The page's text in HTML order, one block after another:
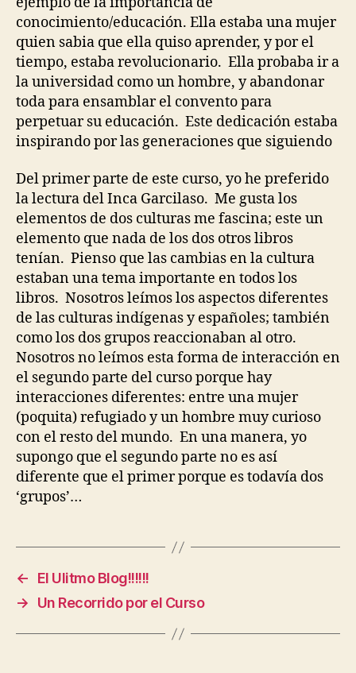
conocimiento/educación. Ella estaba una mujer
quien sabia que ella quiso aprender, y por el
tiempo, estaba revolucionario. Ella probaba ir a
la universidad como un hombre, y abandonar
toda para ensamblar el convento para
perpetuar su educación. Este dedicación estaba
inspirando por las generaciones que siguiendo
Del primer parte de este curso, yo he preferido
la lectura del Inca Garcilaso. Me gusta los
elementos de dos culturas me fascina; este un
elemento que nada de los dos otros libros
tenían. Pienso que las cambias en la cultura
estaban una tema importante en todos los
libros. Nosotros leímos los aspectos diferentes
de las culturas indígenas y españoles; también
como los dos grupos reaccionaban al otro.
Nosotros no leímos esta forma de interacción en
el segundo parte del curso porque hay
interacciones diferentes: entre una mujer
(poquita) refugiado y un hombre muy curioso
con el resto del mundo. En una manera, yo
supongo que el segundo parte no es así
diferente que el primer porque es todavía dos
‘grupos’…
←
El Ulitmo Blog!!!!!!
→
Un Recorrido por el Curso